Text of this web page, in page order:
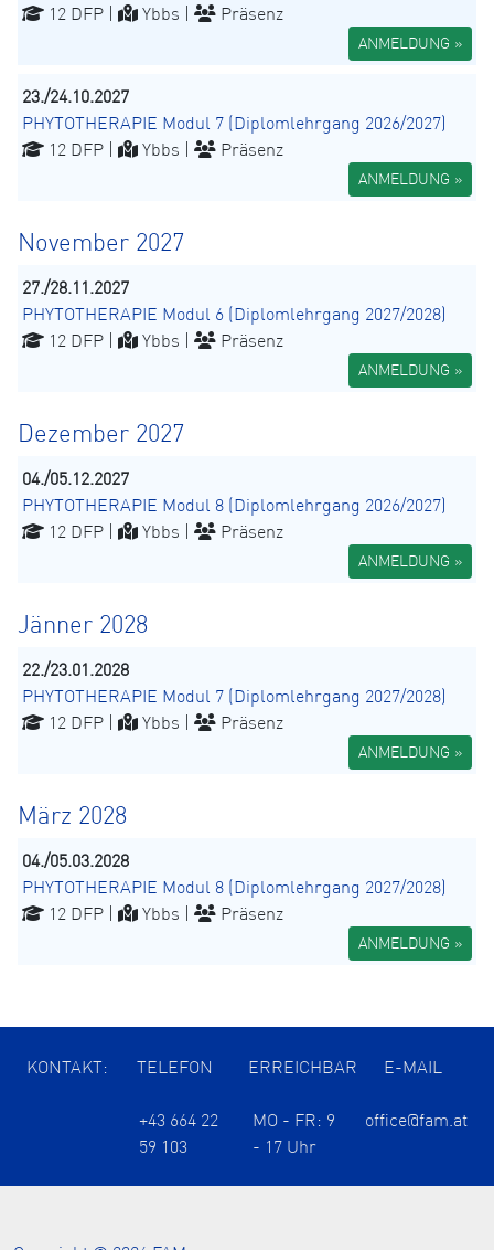
12 DFP |
Ybbs | Präsenz
ANMELDUNG »
23./24.10.2027
PHYTOTHERAPIE Modul 7 (Diplomlehrgang 2026/2027)
12 DFP |
Ybbs | Präsenz
ANMELDUNG »
November 2027
27./28.11.2027
PHYTOTHERAPIE Modul 6 (Diplomlehrgang 2027/2028)
12 DFP |
Ybbs | Präsenz
ANMELDUNG »
Dezember 2027
04./05.12.2027
PHYTOTHERAPIE Modul 8 (Diplomlehrgang 2026/2027)
12 DFP |
Ybbs | Präsenz
ANMELDUNG »
Jänner 2028
22./23.01.2028
PHYTOTHERAPIE Modul 7 (Diplomlehrgang 2027/2028)
12 DFP |
Ybbs | Präsenz
ANMELDUNG »
März 2028
04./05.03.2028
PHYTOTHERAPIE Modul 8 (Diplomlehrgang 2027/2028)
12 DFP |
Ybbs | Präsenz
ANMELDUNG »
KONTAKT: TELEFON ERREICHBAR E-MAIL
+43 664 22
59 103
MO - FR: 9
- 17 Uhr
office@fam.at